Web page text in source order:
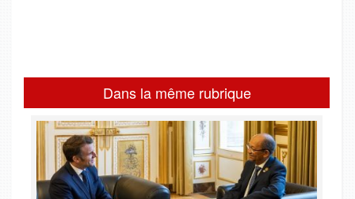
Dans la même rubrique